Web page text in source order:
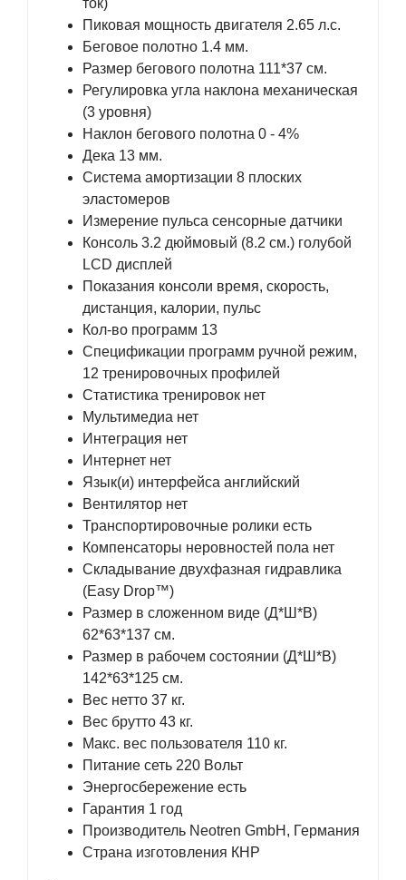
ток)
Пиковая мощность двигателя 2.65 л.с.
Беговое полотно 1.4 мм.
Размер бегового полотна 111*37 см.
Регулировка угла наклона механическая
(3 уровня)
Наклон бегового полотна 0 - 4%
Дека 13 мм.
Система амортизации 8 плоских
эластомеров
Измерение пульса сенсорные датчики
Консоль 3.2 дюймовый (8.2 см.) голубой
LCD дисплей
Показания консоли время, скорость,
дистанция, калории, пульс
Кол-во программ 13
Спецификации программ ручной режим,
12 тренировочных профилей
Статистика тренировок нет
Мультимедиа нет
Интеграция нет
Интернет нет
Язык(и) интерфейса английский
Вентилятор нет
Транспортировочные ролики есть
Компенсаторы неровностей пола нет
Складывание двухфазная гидравлика
(Easy Drop™)
Размер в сложенном виде (Д*Ш*В)
62*63*137 см.
Размер в рабочем состоянии (Д*Ш*В)
142*63*125 см.
Вес нетто 37 кг.
Вес брутто 43 кг.
Макс. вес пользователя 110 кг.
Питание сеть 220 Вольт
Энергосбережение есть
Гарантия 1 год
Производитель Neotren GmbH, Германия
Страна изготовления КНР